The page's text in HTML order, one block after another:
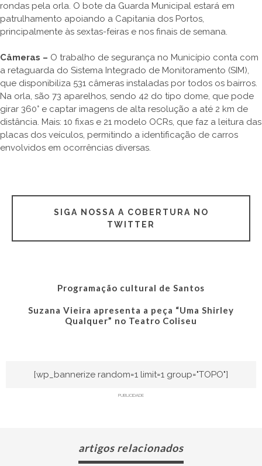
rondas pela orla. O bote da Guarda Municipal estará em
patrulhamento apoiando a Capitania dos Portos,
principalmente às sextas-feiras e nos finais de semana.
Câmeras – O trabalho de segurança no Município conta com
a retaguarda do Sistema Integrado de Monitoramento (SIM),
que disponibiliza 531 câmeras instaladas por todos os bairros.
Na orla, são 73 aparelhos, sendo 42 do tipo dome, que pode
girar 360° e captar imagens de alta resolução a até 2 km de
distância. Mais: 10 fixas e 21 modelo OCRs, que faz a leitura das
placas dos veículos, permitindo a identificação de carros
envolvidos em ocorrências diversas.
SIGA NOSSA A COBERTURA NO
TWITTER
Programação cultural de Santos
Suzana Vieira apresenta a peça “Uma Shirley
Qualquer” no Teatro Coliseu
[wp_bannerize random=1 limit=1 group="TOPO"]
PUBLICIDADE
artigos relacionados